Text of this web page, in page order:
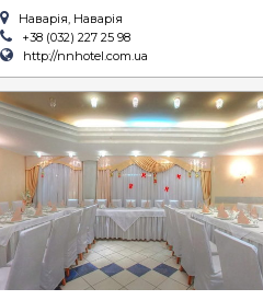
Наварія, Наварія
+38 (032) 227 25 98
http://nnhotel.com.ua